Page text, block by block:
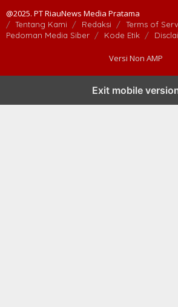
@2025. PT RiauNews Media Pratama
Tentang Kami Redaksi
Terms of
Pedoman Media Siber
Kode Etik
Versi Non AMP
Exit mobile